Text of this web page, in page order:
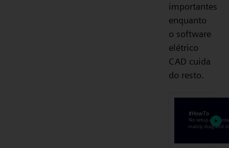
importantes
enquanto
o software
elétrico
CAD cuida
do resto.